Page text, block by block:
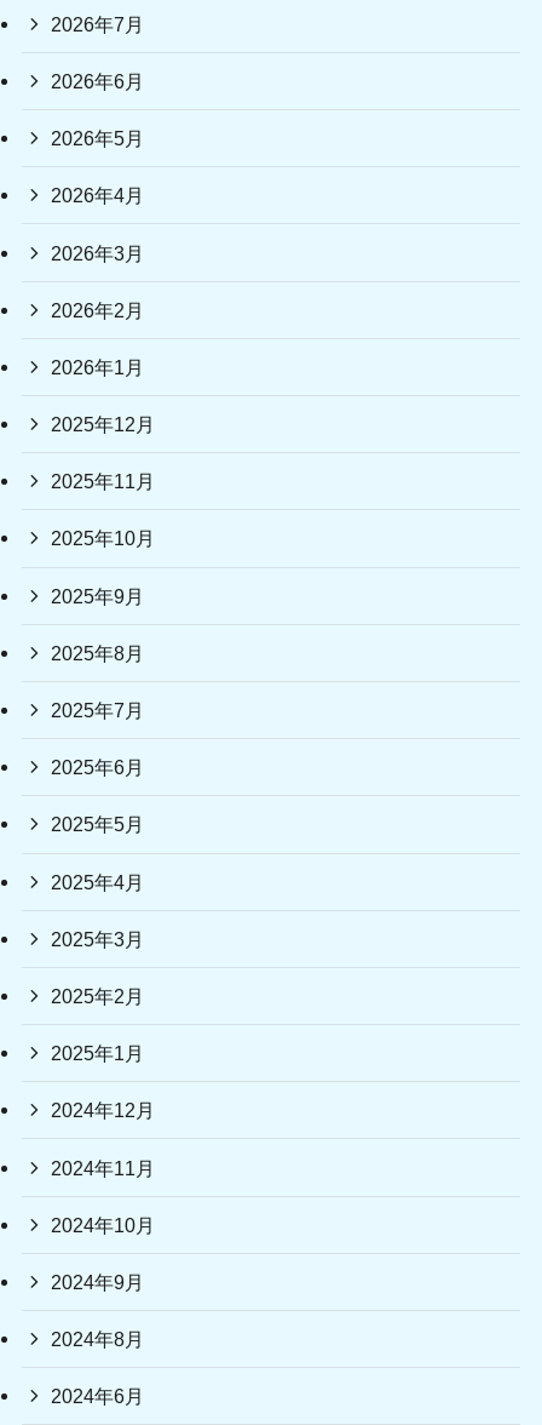
2026年7月
2026年6月
2026年5月
2026年4月
2026年3月
2026年2月
2026年1月
2025年12月
2025年11月
2025年10月
2025年9月
2025年8月
2025年7月
2025年6月
2025年5月
2025年4月
2025年3月
2025年2月
2025年1月
2024年12月
2024年11月
2024年10月
2024年9月
2024年8月
2024年6月